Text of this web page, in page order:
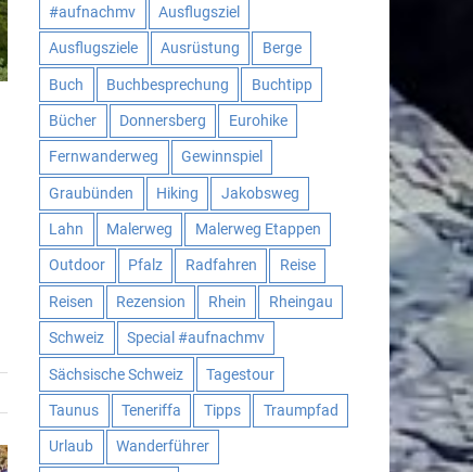
#aufnachmv Ausflugsziel
Ausflugsziele Ausrüstung Berge
Buch Buchbesprechung Buchtipp
Bücher Donnersberg Eurohike
Fernwanderweg Gewinnspiel
Graubünden Hiking Jakobsweg
Lahn Malerweg Malerweg Etappen
Outdoor Pfalz Radfahren Reise
Reisen Rezension Rhein Rheingau
Schweiz Special #aufnachmv
Sächsische Schweiz Tagestour
Taunus Teneriffa Tipps Traumpfad
Urlaub Wanderführer